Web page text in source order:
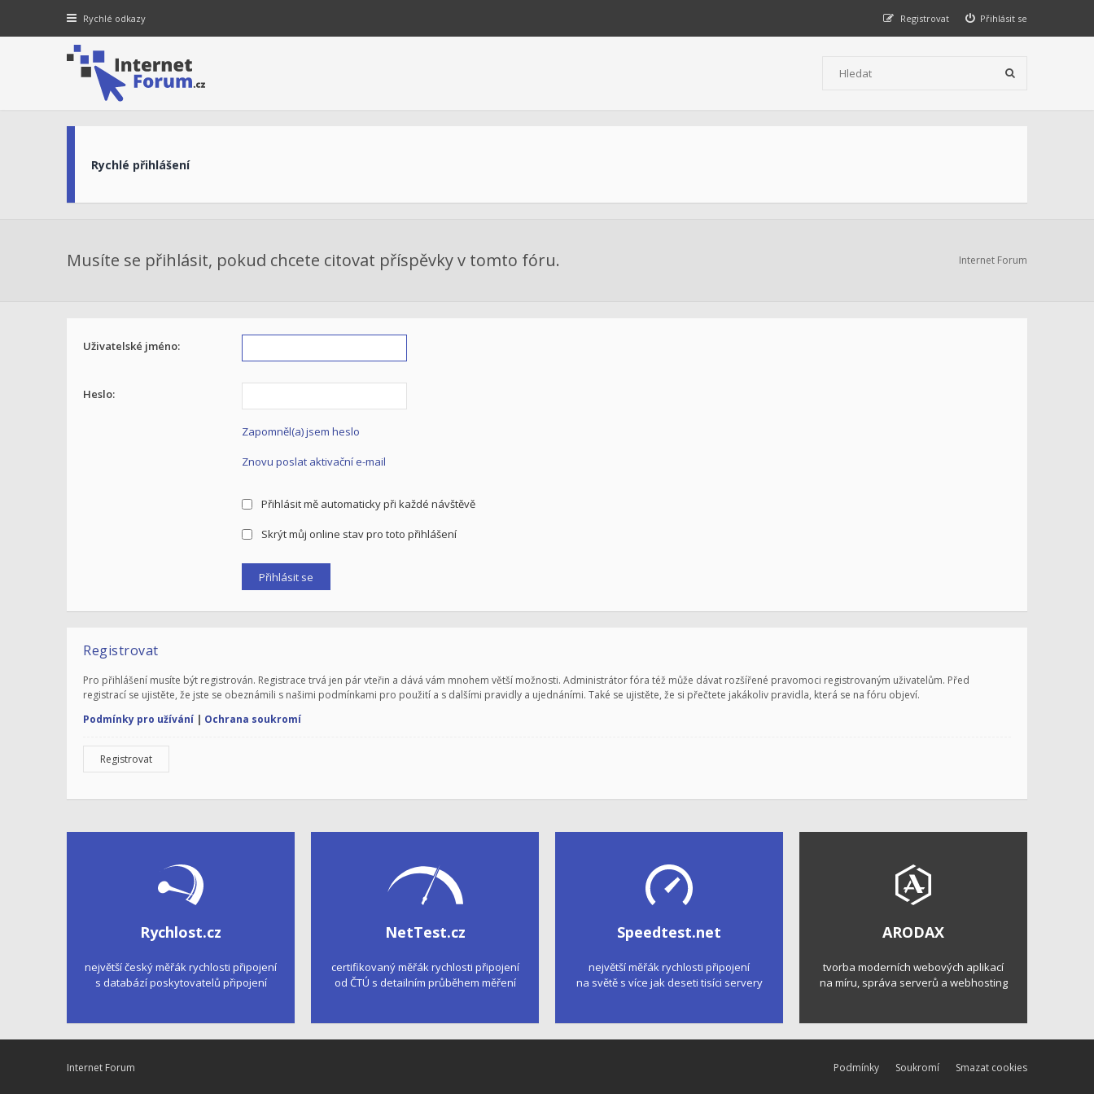
Rychlé odkazy Přihlásit se
Registrovat
Rychlé přihlášení
Musíte se přihlásit, pokud chcete citovat příspěvky v tomto fóru. Internet Forum
Uživatelské jméno:
Heslo:
Zapomněl(a) jsem heslo
Znovu poslat aktivační e-mail
Přihlásit mě automaticky při každé návštěvě
Skrýt můj online stav pro toto přihlášení
Registrovat
Pro přihlášení musíte být registrován. Registrace trvá jen pár vteřin a dává vám mnohem větší možnosti. Administrátor fóra též může dávat rozšířené pravomoci registrovaným uživatelům. Před
registrací se ujistěte, že jste se obeznámili s našimi podmínkami pro použití a s dalšími pravidly a ujednáními. Také se ujistěte, že si přečtete jakákoliv pravidla, která se na fóru objeví.
Podmínky pro užívání | Ochrana soukromí
Registrovat
Rychlost.cz
největší český měřák rychlosti připojení
s databází poskytovatelů připojení
NetTest.cz
certifikovaný měřák rychlosti připojení
od ČTÚ s detailním průběhem měření
Speedtest.net
největší měřák rychlosti připojení
na světě s více jak deseti tisíci servery
ARODAX
tvorba moderních webových aplikací
na míru, správa serverů a webhosting
Internet Forum Smazat cookies
Soukromí
Podmínky